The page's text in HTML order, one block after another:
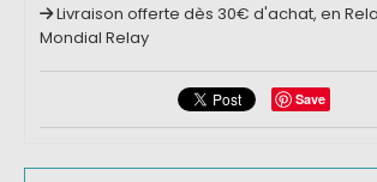
Livraison offerte dès 30€ d'achat, en
Mondial Relay
Save